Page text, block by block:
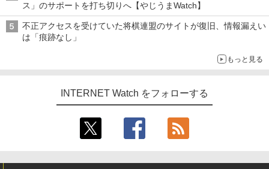
ス」のサポートを打ち切りへ【やじうまWatch】
不正アクセスを受けていた将棋連盟のサイトが復旧、情報漏えい
は「痕跡なし」
もっと見る
INTERNET Watch をフォローする